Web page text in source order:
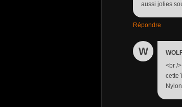
aussi jolies
Répondre
W
<br /
cette